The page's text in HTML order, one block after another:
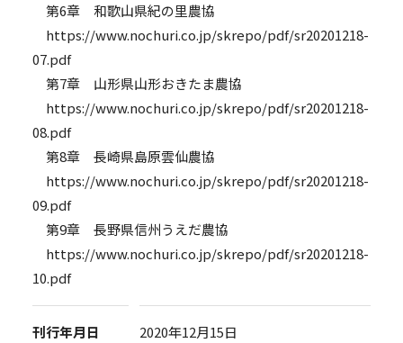
第6章 和歌山県紀の里農協
https://www.nochuri.co.jp/skrepo/pdf/sr20201218-
07.pdf
第7章 山形県山形おきたま農協
https://www.nochuri.co.jp/skrepo/pdf/sr20201218-
08.pdf
第8章 長崎県島原雲仙農協
https://www.nochuri.co.jp/skrepo/pdf/sr20201218-
09.pdf
第9章 長野県信州うえだ農協
https://www.nochuri.co.jp/skrepo/pdf/sr20201218-
10.pdf
刊行年月日 2020年12月15日